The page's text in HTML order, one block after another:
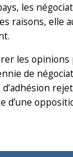
les
raisons, elle
les opinions
de
d’une